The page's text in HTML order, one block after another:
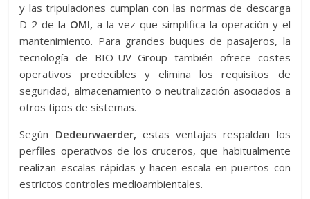
y las tripulaciones cumplan con las normas de descarga
D-2 de la OMI, a la vez que simplifica la operación y el
mantenimiento. Para grandes buques de pasajeros, la
tecnología de BIO-UV Group también ofrece costes
operativos predecibles y elimina los requisitos de
seguridad, almacenamiento o neutralización asociados a
otros tipos de sistemas.
Según Dedeurwaerder, estas ventajas respaldan los
perfiles operativos de los cruceros, que habitualmente
realizan escalas rápidas y hacen escala en puertos con
estrictos controles medioambientales.